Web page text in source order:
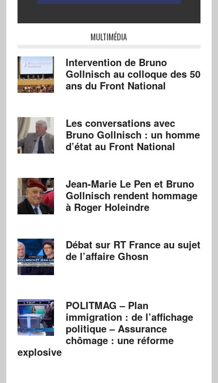
MULTIMÉDIA
Intervention de Bruno
Gollnisch au colloque des 50
ans du Front National
Les conversations avec
Bruno Gollnisch : un homme
d’état au Front National
Jean-Marie Le Pen et Bruno
Gollnisch rendent hommage
à Roger Holeindre
Débat sur RT France au sujet
de l’affaire Ghosn
POLITMAG – Plan
immigration : de l’affichage
politique – Assurance
chômage : une réforme
explosive